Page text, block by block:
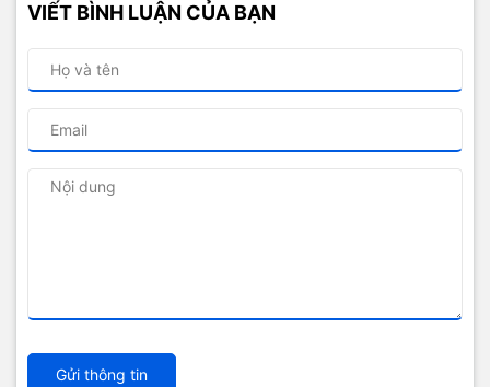
VIẾT BÌNH LUẬN CỦA BẠN
Gửi thông tin